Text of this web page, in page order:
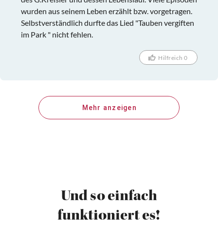
wurden aus seinem Leben erzählt bzw. vorgetragen.
Selbstverständlich durfte das Lied "Tauben vergiften
im Park " nicht fehlen.
Hilfreich 0
Mehr anzeigen
Und so einfach
funktioniert es!